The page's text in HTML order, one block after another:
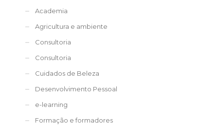
Academia
Agricultura e ambiente
Consultoria
Consultoria
Cuidados de Beleza
Desenvolvimento Pessoal
e-learning
Formação e formadores